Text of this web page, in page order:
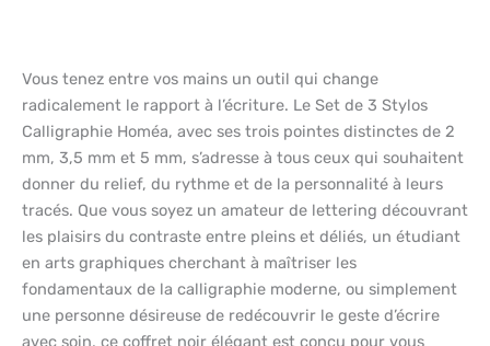
Vous tenez entre vos mains un outil qui change
radicalement le rapport à l’écriture. Le Set de 3 Stylos
Calligraphie Homéa, avec ses trois pointes distinctes de 2
mm, 3,5 mm et 5 mm, s’adresse à tous ceux qui souhaitent
donner du relief, du rythme et de la personnalité à leurs
tracés. Que vous soyez un amateur de lettering découvrant
les plaisirs du contraste entre pleins et déliés, un étudiant
en arts graphiques cherchant à maîtriser les
fondamentaux de la calligraphie moderne, ou simplement
une personne désireuse de redécouvrir le geste d’écrire